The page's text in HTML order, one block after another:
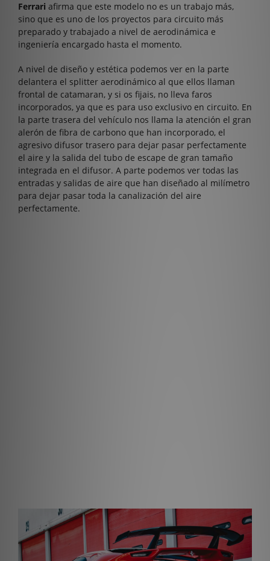
Ferrari afirma que este modelo no es un trabajo más,
sino que es uno de los proyectos para circuito más
preparado y trabajado a nivel de aerodinámica e
ingeniería encargado hasta el momento.
A nivel de diseño y estética podemos ver en la parte
delantera el splitter aerodinámico al que ellos llaman
frontal de catamaran, y si os fijais, no lleva faros
incorporados, ya que es para uso exclusivo en circuito. En
la parte trasera del vehículo nos llama la atención el gran
alerón de fibra de carbono que han incorporado, el
agresivo difusor trasero para dejar pasar perfectamente
el aire y la salida del tubo de escape de gran tamaño
integrada en el difusor. A parte podemos ver todas las
entradas y salidas de aire que han diseñado al milímetro
para dejar pasar toda la canalización del aire
perfectamente.